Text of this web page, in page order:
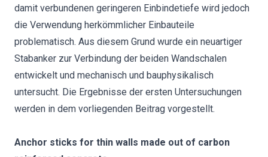
damit verbundenen geringeren Einbindetiefe wird jedoch
die Verwendung herkömmlicher Einbauteile
problematisch. Aus diesem Grund wurde ein neuartiger
Stabanker zur Verbindung der beiden Wandschalen
entwickelt und mechanisch und bauphysikalisch
untersucht. Die Ergebnisse der ersten Untersuchungen
werden in dem vorliegenden Beitrag vorgestellt.
Anchor sticks for thin walls made out of carbon